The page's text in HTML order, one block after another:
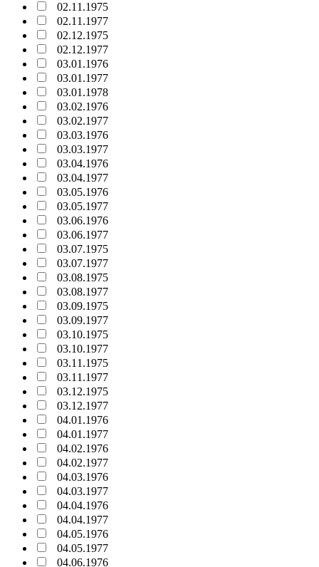
02.11.1975
02.11.1977
02.12.1975
02.12.1977
03.01.1976
03.01.1977
03.01.1978
03.02.1976
03.02.1977
03.03.1976
03.03.1977
03.04.1976
03.04.1977
03.05.1976
03.05.1977
03.06.1976
03.06.1977
03.07.1975
03.07.1977
03.08.1975
03.08.1977
03.09.1975
03.09.1977
03.10.1975
03.10.1977
03.11.1975
03.11.1977
03.12.1975
03.12.1977
04.01.1976
04.01.1977
04.02.1976
04.02.1977
04.03.1976
04.03.1977
04.04.1976
04.04.1977
04.05.1976
04.05.1977
04.06.1976